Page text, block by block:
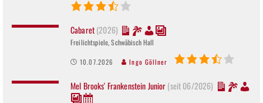
Cabaret(2026)
Freilichtspiele, Schwäbisch Hall
10.07.2026 Ingo Göllner
Mel Brooks' Frankenstein Junior(seit 06/2026)